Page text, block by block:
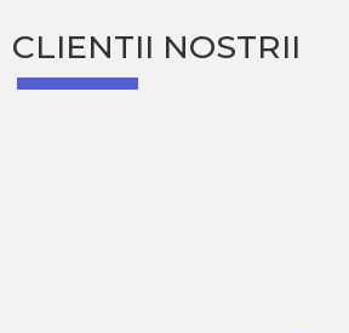
CLIENTII NOSTRII